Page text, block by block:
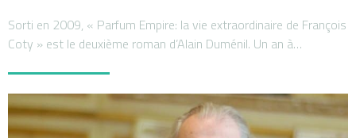
Sorti en 2009, « Parfum Empire: la vie extraordinaire de François
Coty » est le deuxième roman d’Alain Duménil. Un an à…